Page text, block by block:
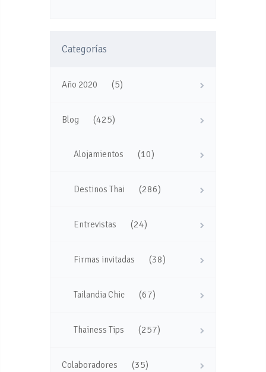
Categorías
Año 2020 (5)
Blog (425)
Alojamientos (10)
Destinos Thai (286)
Entrevistas (24)
Firmas invitadas (38)
Tailandia Chic (67)
Thainess Tips (257)
Colaboradores (35)